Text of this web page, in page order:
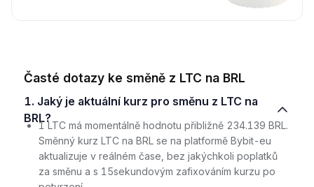
Časté dotazy ke směně z LTC na BRL
1. Jaký je aktuální kurz pro směnu z LTC na
BRL?
1 LTC má momentálně hodnotu přibližně 234.139 BRL.
Směnný kurz LTC na BRL se na platformě Bybit-eu
aktualizuje v reálném čase, bez jakýchkoli poplatků
za směnu a s 15sekundovým zafixováním kurzu po